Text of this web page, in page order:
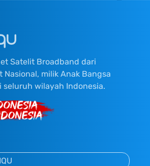
Satelit Broadband dari
Nasional, milik Anak Bangsa
seluruh wilayah Indonesia.